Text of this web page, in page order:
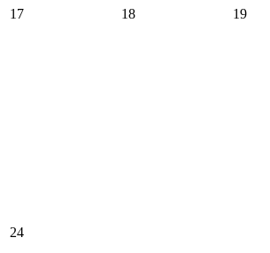
17 18 19
24